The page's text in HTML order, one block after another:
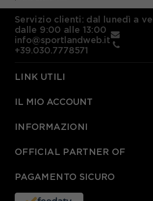
Servizio clienti: dal lunedì a
dalle 9:00 alle 13:00
info@sportlandweb.it
+39.030.7778571
LINK UTILI
IL MIO ACCOUNT
INFORMAZIONI
OFFICIAL PARTNER OF
PAGAMENTO SICURO